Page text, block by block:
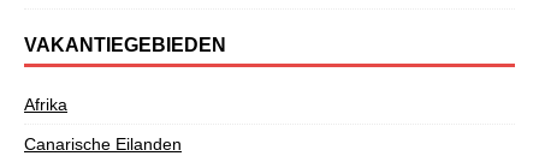
VAKANTIEGEBIEDEN
Afrika
Canarische Eilanden